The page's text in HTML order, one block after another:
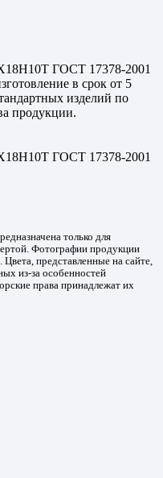
ГОСТ 17378-2001
в срок от 5
изделий по
продукции.
ГОСТ 17378-2001
только для
Фотографии продукции
представленные на сайте,
из-за особенностей
права принадлежат их